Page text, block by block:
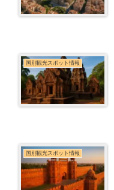
国別観光スポット情報
国別観光スポット情報